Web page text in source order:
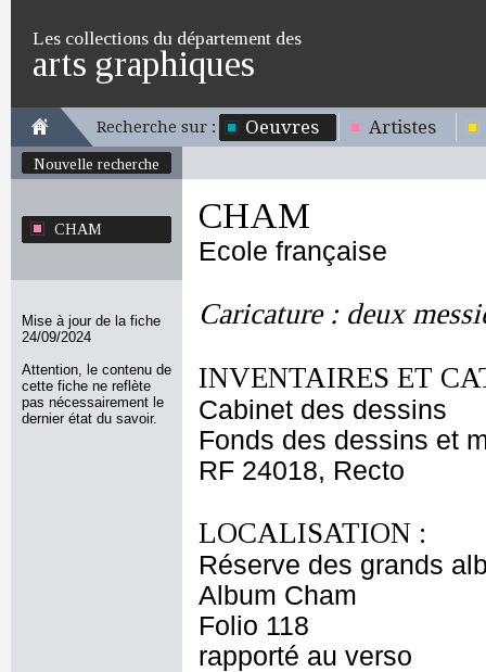
Les collections du département des
arts graphiques
Recherche sur : Oeuvres Artistes
Nouvelle recherche
CHAM
Mise à jour de la fiche
24/09/2024
Attention, le contenu de
cette fiche ne reflète
pas nécessairement le
dernier état du savoir.
CHAM
Ecole française
Caricature : deux
INVENTAIRES ET
Cabinet des dessins
Fonds des dessins et
RF 24018, Recto
LOCALISATION :
Réserve des grands
Album Cham
Folio 118
rapporté au verso